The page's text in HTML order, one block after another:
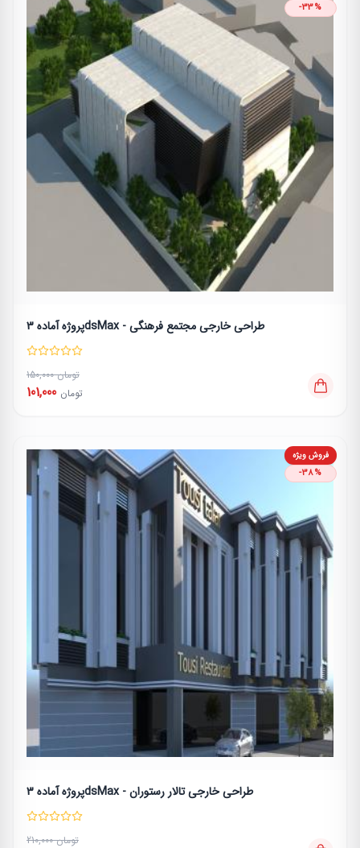
-33%
پروژه آماده 3dsMax - طراحی خارجی مجتمع فرهنگی
150,000 تومان
101,000 تومان
فروش ویژه
-38%
پروژه آماده 3dsMax - طراحی خارجی تالار رستوران
210,000 تومان